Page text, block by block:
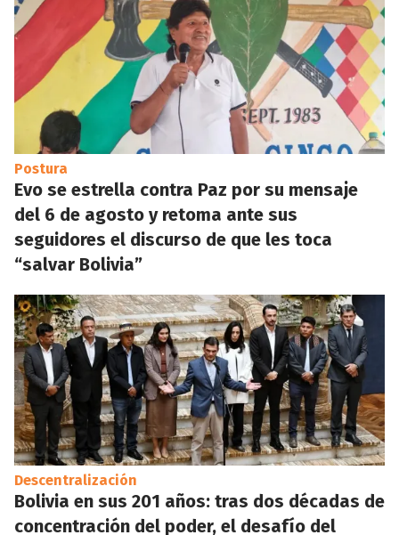
Postura
Evo se estrella contra Paz por su mensaje
del 6 de agosto y retoma ante sus
seguidores el discurso de que les toca
“salvar Bolivia”
Descentralización
Bolivia en sus 201 años: tras dos décadas de
concentración del poder, el desafío del